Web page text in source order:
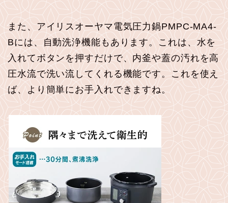
また、アイリスオーヤマ電気圧力鍋PMPC-MA4-
Bには、自動洗浄機能もあります。これは、水を
入れてボタンを押すだけで、内釜や蓋の汚れを高
圧水流で洗い流してくれる機能です。これを使え
ば、より簡単にお手入れできますね。